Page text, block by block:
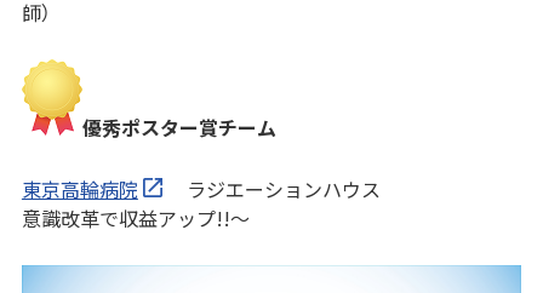
師）
優秀ポスター賞チーム
東京高輪病院
ラジエーションハウス
意識改革で収益アップ!!〜